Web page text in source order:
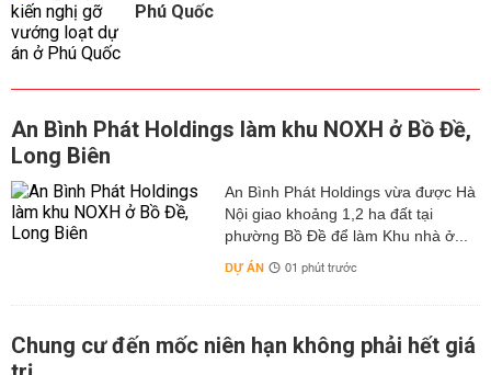
Phú Quốc
An Bình Phát Holdings làm khu NOXH ở Bồ Đề,
Long Biên
An Bình Phát Holdings vừa được Hà
Nội giao khoảng 1,2 ha đất tại
phường Bồ Đề để làm Khu nhà ở...
DỰ ÁN 01 phút trước
Chung cư đến mốc niên hạn không phải hết giá